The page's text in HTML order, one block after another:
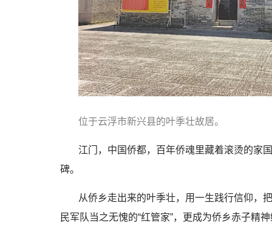
位于云浮市新兴县的叶季壮故居。
江门，中国侨都，百年侨魂里藏着滚烫的家
碑。
从侨乡走出来的叶季壮，用一生践行信仰，
民军队当之无愧的“红管家”，更成为侨乡赤子精